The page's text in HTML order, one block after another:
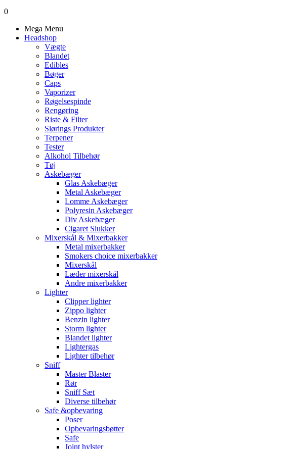
0
Mega Menu
Headshop
Vægte
Blandet
Edibles
Bøger
Caps
Vaporizer
Røgelsespinde
Rengøring
Riste & Filter
Slørings Produkter
Terpener
Tester
Alkohol Tilbehør
Tøj
Askebæger
Glas Askebæger
Metal Askebæger
Lomme Askebæger
Polyresin Askebæger
Div Askebæger
Cigaret Slukker
Mixerskål & Mixerbakker
Metal mixerbakker
Smokers choice mixerbakker
Mixerskål
Læder mixerskål
Andre mixerbakker
Lighter
Clipper lighter
Zippo lighter
Benzin lighter
Storm lighter
Blandet lighter
Lightergas
Lighter tilbehør
Sniff
Master Blaster
Rør
Sniff Sæt
Diverse tilbehør
Safe &opbevaring
Poser
Opbevaringsbøtter
Safe
Joint hylster